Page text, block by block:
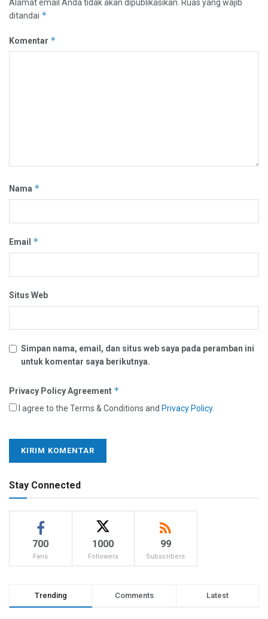
Alamat email Anda tidak akan dipublikasikan. Ruas yang wajib
ditandai *
Komentar *
Nama *
Email *
Situs Web
Simpan nama, email, dan situs web saya pada peramban ini
untuk komentar saya berikutnya.
Privacy Policy Agreement *
I agree to the Terms & Conditions and Privacy Policy.
Stay Connected
700
Fans
1000
Followers
99
Subscribers
Trending Comments Latest